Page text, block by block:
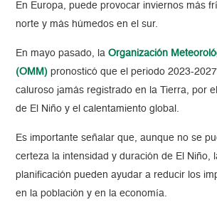
En Europa, puede provocar inviernos más
norte y más húmedos en el sur.
En mayo pasado, laOrganización
(OMM) pronosticó que el periodo 2023-
caluroso jamás registrado en la Tierra, por
de El Niño y el calentamiento global.
Es importante señalar que, aunque no se
certeza la intensidad y duración de El Niño,
planificación pueden ayudar a reducir los
en la población y en la economía.